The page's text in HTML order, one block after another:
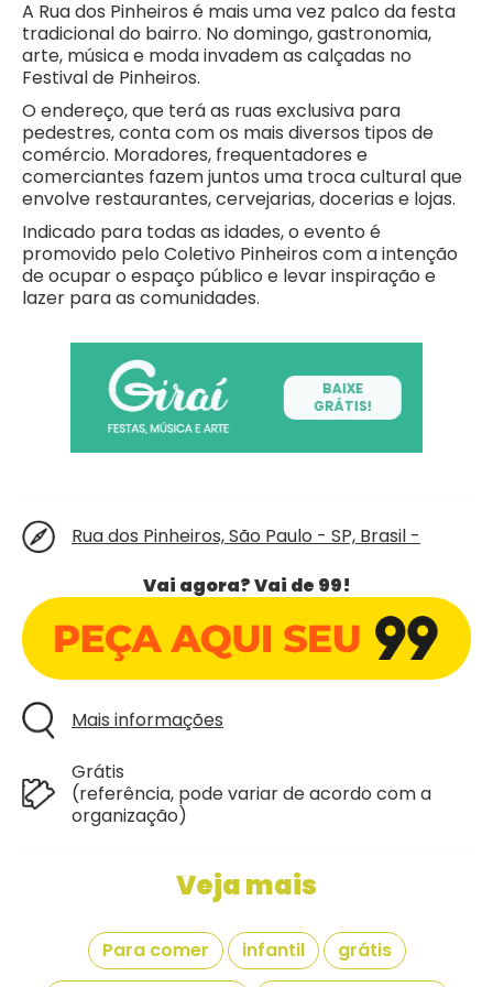
A Rua dos Pinheiros é mais uma vez palco da festa
tradicional do bairro. No domingo, gastronomia,
arte, música e moda invadem as calçadas no
Festival de Pinheiros.
O endereço, que terá as ruas exclusiva para
pedestres, conta com os mais diversos tipos de
comércio. Moradores, frequentadores e
comerciantes fazem juntos uma troca cultural que
envolve restaurantes, cervejarias, docerias e lojas.
Indicado para todas as idades, o evento é
promovido pelo Coletivo Pinheiros com a intenção
de ocupar o espaço público e levar inspiração e
lazer para as comunidades.
Rua dos Pinheiros, São Paulo - SP, Brasil -
Vai agora? Vai de 99!
Mais informações
Grátis
(referência, pode variar de acordo com a
organização)
Veja mais
Para comer infantil
grátis